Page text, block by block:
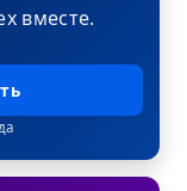
вместе.